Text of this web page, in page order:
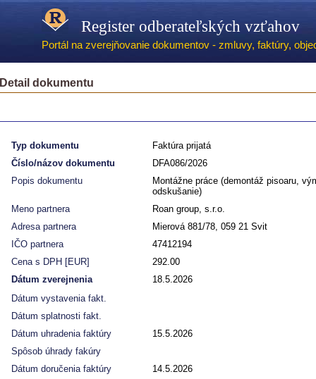
Register odberateľských vzťahov
Portál na zverejňovanie dokumentov - zmluvy, faktúry,
Detail dokumentu
Typ dokumentu
Faktúra prijatá
Číslo/názov dokumentu
DFA086/2026
Popis dokumentu
Montážne práce (demontáž pisoaru,
odskušanie)
Meno partnera
Roan group, s.r.o.
Adresa partnera
Mierová 881/78, 059 21 Svit
IČO partnera
47412194
Cena s DPH [EUR]
292.00
Dátum zverejnenia
18.5.2026
Dátum vystavenia fakt.
Dátum splatnosti fakt.
Dátum uhradenia faktúry
15.5.2026
Spôsob úhrady fakúry
Dátum doručenia faktúry
14.5.2026